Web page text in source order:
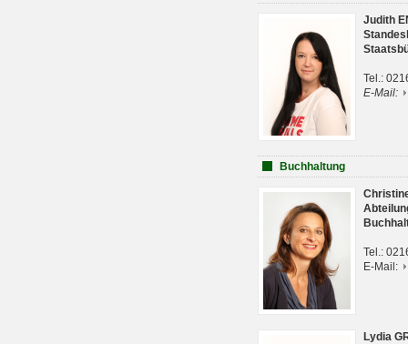
Judith
Tel.:
E-Mail:
Buchhaltung
Tel.:
E-Mail:
Lydia